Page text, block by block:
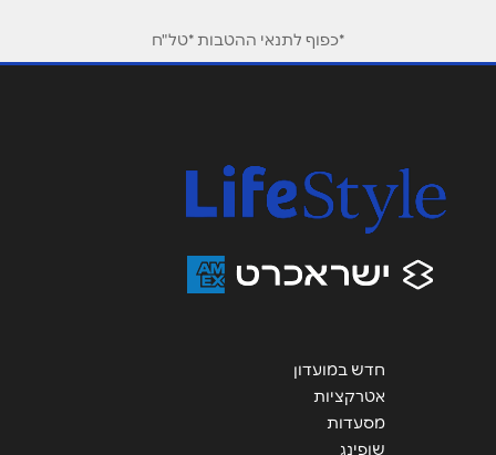
אנא חזרו אלי בקשר ל...
*כפוף לתנאי ההטבות *טל"ח
חדש במועדון
אטרקציות
מסעדות
שופינג